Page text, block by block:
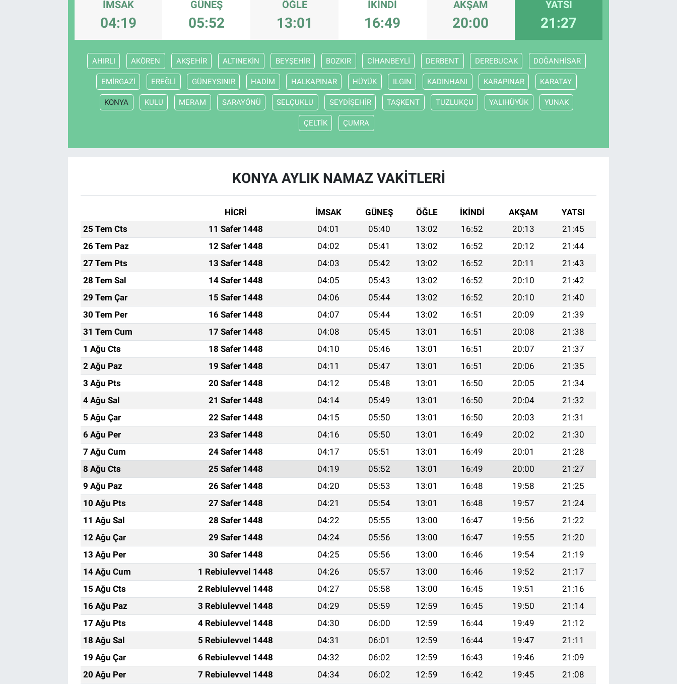
İMSAK
04:19
GÜNEŞ
05:52
ÖĞLE
13:01
İKINDI
16:49
AKŞAM
20:00
YATSI
21:27
AHIRLI AKÖREN AKŞEHİR ALTINEKİN BEYŞEHİR BOZKIR CİHANBEYLİ DERBENT DEREBUCAK DOĞANHİSAR
EMİRGAZİ EREĞLİ GÜNEYSINIR HADİM HALKAPINAR HÜYÜK ILGIN KADINHANI KARAPINAR KARATAY
KONYA KULU MERAM SARAYÖNÜ SELÇUKLU SEYDİŞEHİR TAŞKENT TUZLUKÇU YALIHÜYÜK YUNAK
ÇELTİK ÇUMRA
KONYA AYLIK NAMAZ VAKITLERI
HİCRİ İMSAK GÜNEŞ ÖĞLE İKINDI AKŞAM
YATSI
25 Tem Cts
11 Safer 1448 04:01 05:40 13:02 16:52 20:13
21:45
26 Tem Paz
12 Safer 1448 04:02 05:41 13:02 16:52 20:12
21:44
27 Tem Pts
13 Safer 1448 04:03 05:42 13:02 16:52 20:11
21:43
28 Tem Sal
14 Safer 1448 04:05 05:43 13:02 16:52 20:10
21:42
29 Tem Çar
15 Safer 1448 04:06 05:44 13:02 16:52 20:10
21:40
30 Tem Per
16 Safer 1448 04:07 05:44 13:02 16:51 20:09
21:39
31 Tem Cum
17 Safer 1448 04:08 05:45 13:01 16:51 20:08
21:38
1 Ağu Cts
18 Safer 1448 04:10 05:46 13:01 16:51 20:07
21:37
2 Ağu Paz
19 Safer 1448 04:11 05:47 13:01 16:51 20:06
21:35
3 Ağu Pts
20 Safer 1448 04:12 05:48 13:01 16:50 20:05
21:34
4 Ağu Sal
21 Safer 1448 04:14 05:49 13:01 16:50 20:04
21:32
5 Ağu Çar
22 Safer 1448 04:15 05:50 13:01 16:50 20:03
21:31
6 Ağu Per
23 Safer 1448 04:16 05:50 13:01 16:49 20:02
21:30
7 Ağu Cum
24 Safer 1448 04:17 05:51 13:01 16:49 20:01
21:28
8 Ağu Cts
25 Safer 1448 04:19 05:52 13:01 16:49 20:00
21:27
9 Ağu Paz
26 Safer 1448 04:20 05:53 13:01 16:48 19:58
21:25
10 Ağu Pts
27 Safer 1448 04:21 05:54 13:01 16:48 19:57
21:24
11 Ağu Sal
28 Safer 1448 04:22 05:55 13:00 16:47 19:56
21:22
12 Ağu Çar
29 Safer 1448 04:24 05:56 13:00 16:47 19:55
21:20
13 Ağu Per
30 Safer 1448 04:25 05:56 13:00 16:46 19:54
21:19
14 Ağu Cum
1 Rebiulevvel 1448 04:26 05:57 13:00 16:46 19:52
21:17
15 Ağu Cts
2 Rebiulevvel 1448 04:27 05:58 13:00 16:45 19:51
21:16
16 Ağu Paz
3 Rebiulevvel 1448 04:29 05:59 12:59 16:45 19:50
21:14
17 Ağu Pts
4 Rebiulevvel 1448 04:30 06:00 12:59 16:44 19:49
21:12
18 Ağu Sal
5 Rebiulevvel 1448 04:31 06:01 12:59 16:44 19:47
21:11
19 Ağu Çar
6 Rebiulevvel 1448 04:32 06:02 12:59 16:43 19:46
21:09
20 Ağu Per
7 Rebiulevvel 1448 04:34 06:02 12:59 16:42 19:45
21:08